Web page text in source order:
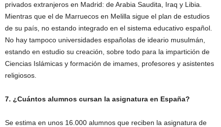
privados extranjeros en Madrid: de Arabia Saudita, Iraq y Libia.
Mientras que el de Marruecos en Melilla sigue el plan de estudios
de su país, no estando integrado en el sistema educativo español.
No hay tampoco universidades españolas de ideario musulmán,
estando en estudio su creación, sobre todo para la impartición de
Ciencias Islámicas y formación de imames, profesores y asistentes
religiosos.
7. ¿Cuántos alumnos cursan la asignatura en España?
Se estima en unos 16.000 alumnos que reciben la asignatura de